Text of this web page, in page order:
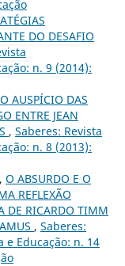
DO DESAFIO
n. 9 (2014):
AUSPÍCIO DAS
ENTRE JEAN
, Saberes: Revista
n. 8 (2013):
O ABSURDO E O
REFLEXÃO
DE RICARDO TIMM
, Saberes:
Educação: n. 14